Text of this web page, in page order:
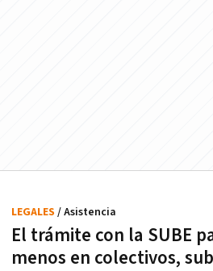
El trámite con la SUBE
menos en colectivos,
LEGALES / Asistencia